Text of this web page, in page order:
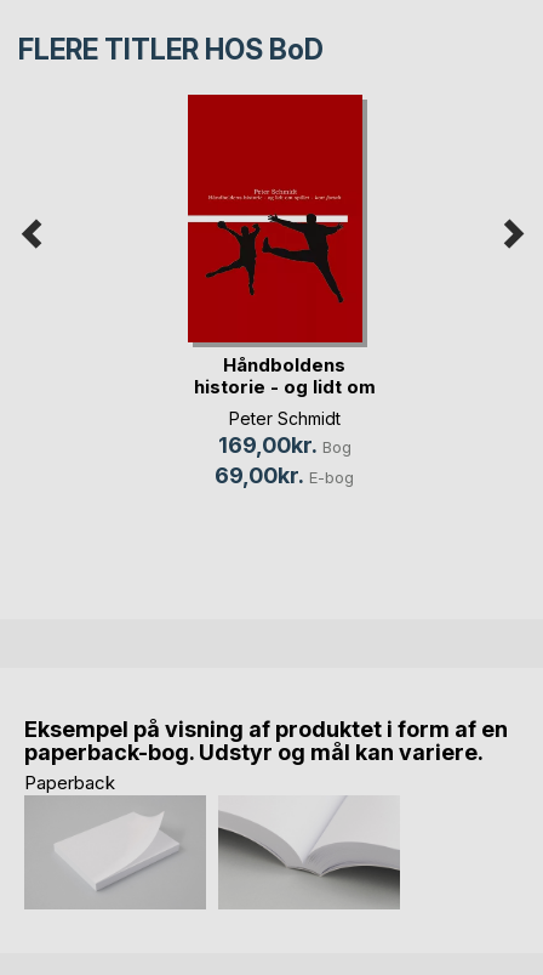
FLERE TITLER HOS BoD
Håndboldens
historie - og lidt om
(...)
Peter Schmidt
169,00kr. Bog
69,00kr. E-bog
Eksempel på visning af produktet i form af en
paperback-bog. Udstyr og mål kan variere.
Paperback